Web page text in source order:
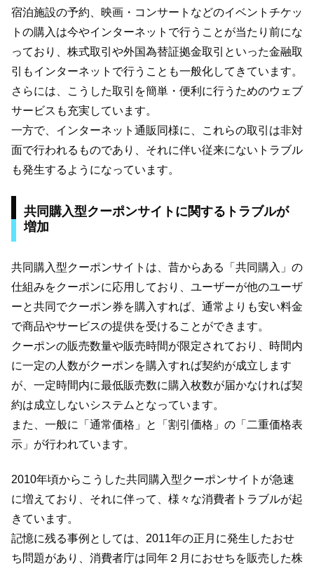
宿泊施設の予約、映画・コンサートなどのイベントチケッ
トの購入は今やインターネットで行うことが当たり前にな
っており、株式取引や外国為替証拠金取引といった金融取
引もインターネットで行うことも一般化してきています。
さらには、こうした取引を簡単・便利に行うためのウェブ
サービスも充実しています。
一方で、インターネット通販同様に、これらの取引は非対
面で行われるものであり、それに伴い従来にないトラブル
も発生するようになっています。
共同購入型クーポンサイトに関するトラブルが
増加
共同購入型クーポンサイトは、昔からある「共同購入」の
仕組みをクーポンに応用しており、ユーザーが他のユーザ
ーと共同でクーポン券を購入すれば、通常よりも安い料金
で商品やサービスの提供を受けることができます。
クーポンの販売数量や販売時間が限定されており、時間内
に一定の人数がクーポンを購入すれば契約が成立します
が、一定時間内に最低販売数に購入枚数が届かなければ契
約は成立しないシステムとなっています。
また、一般に「通常価格」と「割引価格」の「二重価格表
示」が行われています。
2010年頃からこうした共同購入型クーポンサイトが急速
に増えており、それに伴って、様々な消費者トラブルが起
きています。
記憶に残る事例としては、2011年の正月に発生したおせ
ち問題があり、消費者庁は同年２月におせちを販売した株